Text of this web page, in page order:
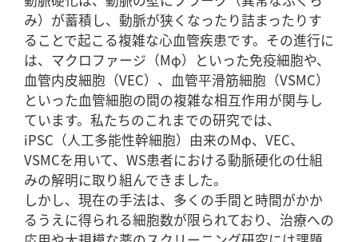
み）が蓄積し、動脈が狭くなったり詰まったりす
ることで起こる複雑な心血管疾患です。その進行に
は、マクロファージ（Mφ）といった免疫細胞や、
血管内皮細胞（VEC）、血管平滑筋細胞（VSMC）
といった血管細胞の間の複雑な相互作用が関与し
ています。私たちのこれまでの研究では、
iPSC（人工多能性幹細胞）由来のMφ、VEC、
VSMCを用いて、WS患者における動脈硬化の仕組
みの解明に取り組んできました。
しかし、現在の手法は、多くの手間と時間がかか
るうえに得られる細胞数が限られており、治療への